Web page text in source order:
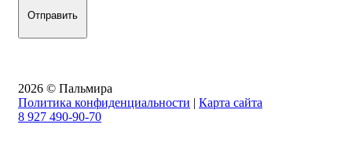
2026 © Пальмира
Политика конфиденциальности | Карта сайта
8 927 490-90-70